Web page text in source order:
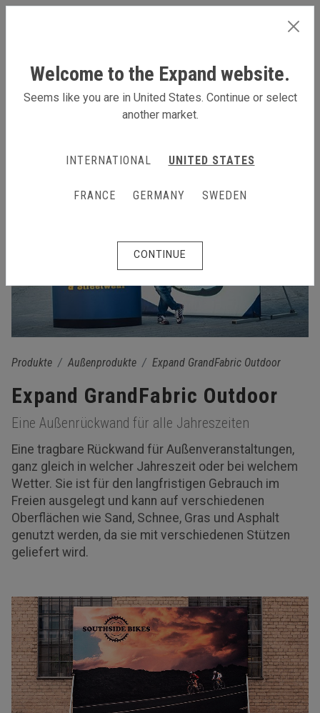
Produkte Außenprodukte Expand GrandFabric Outdoor
Expand GrandFabric Outdoor
Eine Außenrückwand für alle Jahreszeiten
Eine tragbare Rückwand für Außenveranstaltungen,
ganz gleich in welcher Jahreszeit oder bei welchem
Wetter. Sie ist für den langfristigen Gebrauch im
Freien ausgelegt und kann auf verschiedenen
Oberflächen wie Sand, Schnee, Gras und Asphalt
genutzt werden, da sie mit verschiedenen Stützen
geliefert wird.
Welcome to the Expand website.
Seems like you are in United States. Continue or select
another market.
INTERNATIONAL UNITED STATES
FRANCE GERMANY SWEDEN
CONTINUE